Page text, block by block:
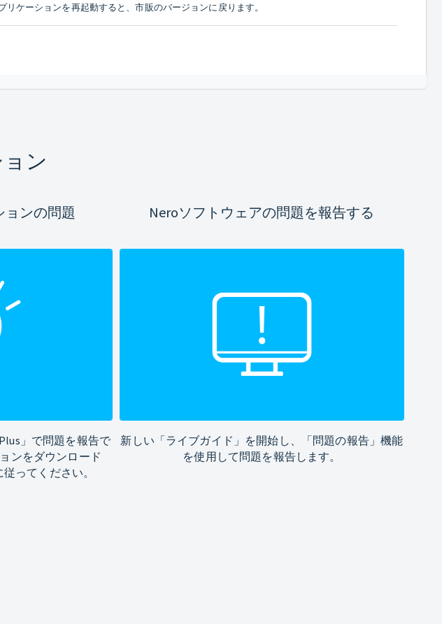
ケーションを再起動すると、市販のバージョンに戻ります。
ン
ョンの問題
」で問題を報告で
ンをダウンロード
ってください。
Neroソフトウェアの問題を報告する
新しい「ライブガイド」を開始し、「問題の報告」機能
を使用して問題を報告します。